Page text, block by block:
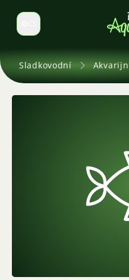
Select language
Sladkovodní